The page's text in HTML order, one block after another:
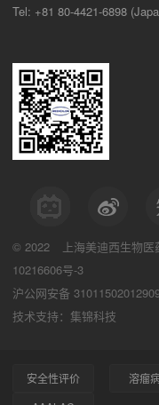
Tel: +81 80-4421-6898
© 2022 上海美迪西生物
10216606号-3
沪公网安备
技术支持：集锦科技
安全性评价 溶瘤